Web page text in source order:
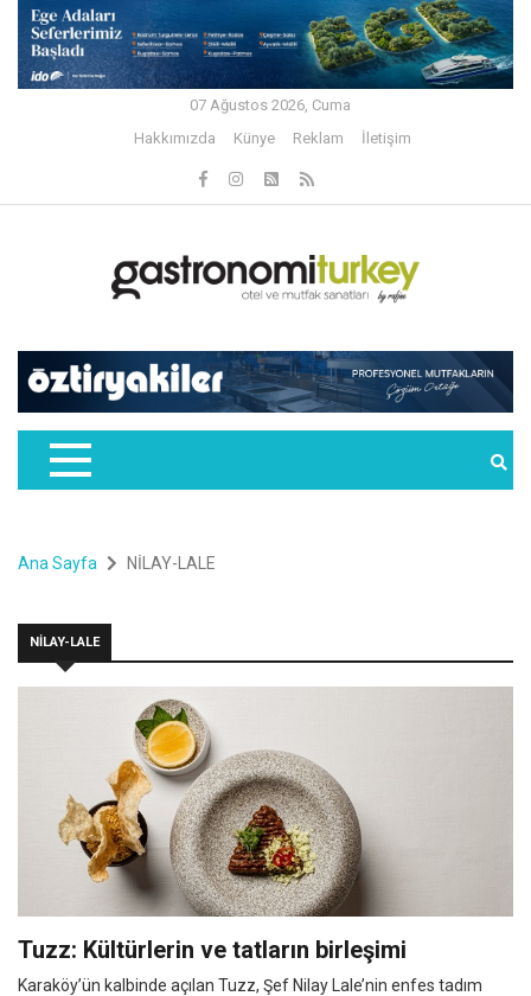
07 Ağustos 2026, Cuma
Hakkımızda
Künye Reklam İletişim
Ana Sayfa NİLAY-LALE
NİLAY-LALE
Tuzz: Kültürlerin ve tatların birleşimi
Karaköy’ün kalbinde açılan Tuzz, Şef Nilay Lale’nin enfes tadım